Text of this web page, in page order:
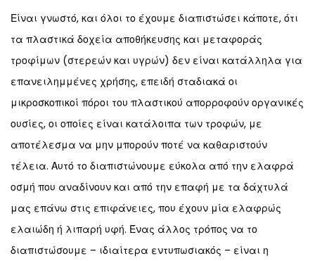
Είναι γνωστό, και όλοι το έχουμε διαπιστώσει κάποτε, ότι
τα πλαστικά δοχεία αποθήκευσης και μεταφοράς
τροφίμων (στερεών και υγρών) δεν είναι κατάλληλα για
επανειλημμένες χρήσης, επειδή σταδιακά οι
μικροσκοπικοί πόροι του πλαστικού απορροφούν οργανικές
ουσίες, οι οποίες είναι κατάλοιπα των τροφών, με
αποτέλεσμα να μην μπορούν ποτέ να καθαριστούν
τέλεια. Αυτό το διαπιστώνουμε εύκολα από την ελαφρά
οσμή που αναδίνουν και από την επαφή με τα δάχτυλά
μας επάνω στις επιφάνειες, που έχουν μία ελαφρώς
ελαιώδη ή λιπαρή υφή. Ένας άλλος τρόπος να το
διαπιστώσουμε – ιδιαίτερα εντυπωσιακός – είναι η